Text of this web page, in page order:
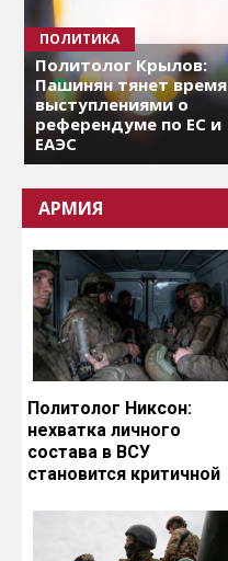
ПОЛИТИКА
Политолог Крылов:
Пашинян тянет время
выступлениями о
референдуме по ЕС и
ЕАЭС
АРМИЯ
Политолог Никсон:
нехватка личного
состава в ВСУ
становится критичной